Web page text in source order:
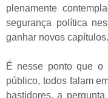
plenamente
segurança política
ganhar novos capítulos.
É nesse ponto que o
público, todos falam
bastidores, a